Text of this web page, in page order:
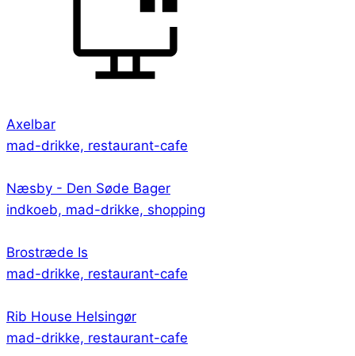
Axelbar
mad-drikke, restaurant-cafe
Næsby - Den Søde Bager
indkoeb, mad-drikke, shopping
Brostræde Is
mad-drikke, restaurant-cafe
Rib House Helsingør
mad-drikke, restaurant-cafe